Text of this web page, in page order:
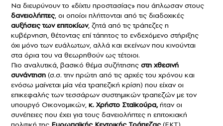
Να διευρύνουν το «δίχτυ προστασίας» που άπλωσαν στους
δανειολήπτες, οι οποίοι πλήττονται από τις διαδοχικές
αυξήσεις των επιτοκίων, ζητά από τις τράπεζες η
κυβέρνηση, θέτοντας επί τάπητος το ενδεχόμενο στήριξης
όχι μόνο των ευάλωτων, αλλά και εκείνων που κινούνται
στα όρια του να θεωρηθούν ως τέτοιοι.
Πιο αναλυτικά, βασικό θέμα συζήτησης στη χθεσινή
συνάντηση (σ.σ. την πρώτη από τις αρχές του χρόνου και
ενόσω μαίνεται μία νέα τραπεζική κρίση) που είχαν οι
επικεφαλής των τεσσάρων συστημικών τραπεζών με τον
υπουργό Οικονομικών, κ. Χρήστο Σταϊκούρα,ήταν οι
συνέπειες που έχει για τους δανειολήπτες η επιτοκιακή